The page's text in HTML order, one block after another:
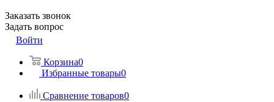
Заказать звонок
Задать вопрос
Войти
Корзина0
Избранные товары0
Сравнение товаров0